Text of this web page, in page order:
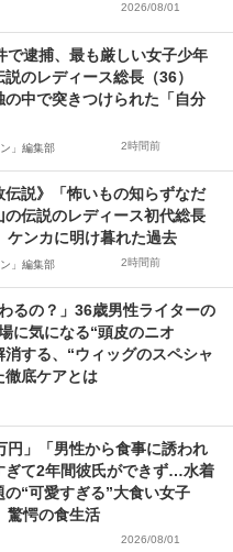
2026/08/01
で逮捕、最も厳しい女子少年
のレディース総長（36）
の中で突きつけられた「自分
」編集部 2時間前
伝説》「怖いもの知らずなだ
の伝説のレディース初代総長
ケンカに明け暮れた過去
」編集部 2時間前
るの？」36歳男性ライターの
に気になる“頭皮のニオ
消する、“ウィッグのスペシャ
徹底ケアとは
円」「男性から食事に誘われ
ぎて2年間彼氏ができず…水着
の“可愛すぎる”大食い女子
驚愕の食生活
2026/08/01